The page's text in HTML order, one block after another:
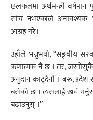
छलफलमा अर्थमन्त्री
सोच नभएकाले अनावश्यक
आग्रह गरे।
उहाँले भन्नुभयो, “सङ्घीय
ऋणात्मक नै छ । तर, जस्तोसुकै
अनुदान काट्दैनौँ । बरू, प्रदेश
बसेको छ । त्यसलाई खर्च
बढाउनुस् ।”